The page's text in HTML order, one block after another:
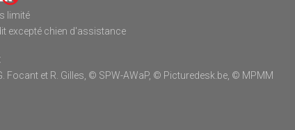
limité
excepté chien d'assistance
Focant et R. Gilles, © SPW-AWaP, © Picturedesk.be, © MPMM